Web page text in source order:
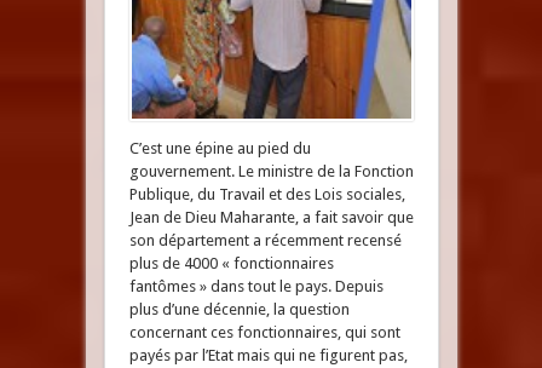
C’est une épine au pied du
gouvernement. Le ministre de la Fonction
Publique, du Travail et des Lois sociales,
Jean de Dieu Maharante, a fait savoir que
son département a récemment recensé
plus de 4000 « fonctionnaires
fantômes » dans tout le pays. Depuis
plus d’une décennie, la question
concernant ces fonctionnaires, qui sont
payés par l’Etat mais qui ne figurent pas,